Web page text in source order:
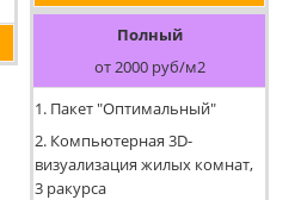
Полный
от 2000 руб/м2
1. Пакет "Оптимальный"
2. Компьютерная 3D-
визуализация жилых комнат,
3 ракурса